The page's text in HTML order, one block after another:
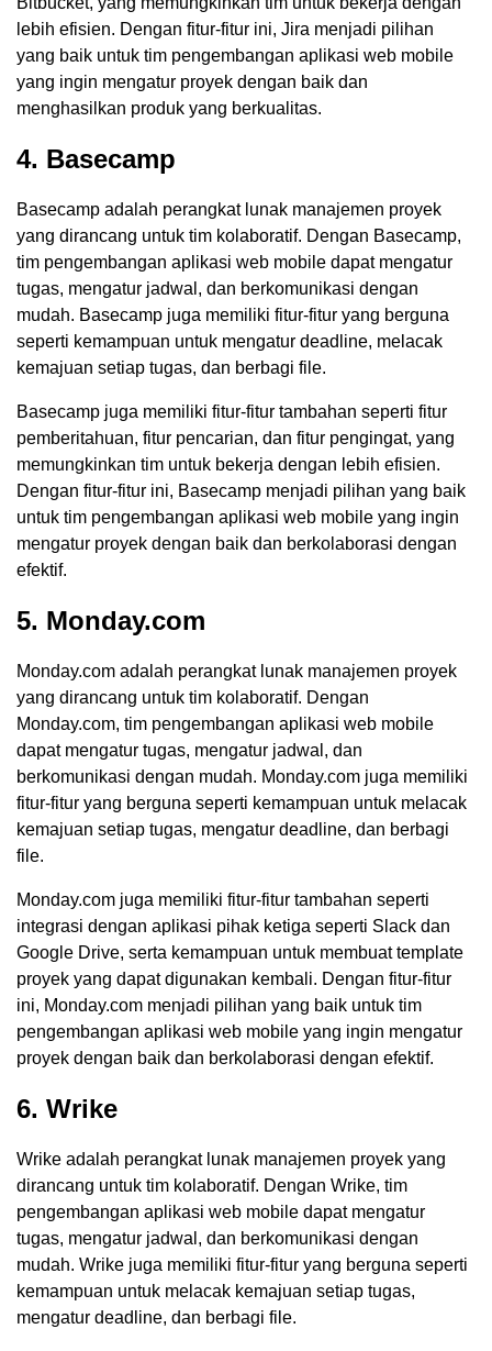
lebih efisien. Dengan fitur-fitur ini, Jira menjadi pilihan
yang baik untuk tim pengembangan aplikasi web mobile
yang ingin mengatur proyek dengan baik dan
menghasilkan produk yang berkualitas.
4. Basecamp
Basecamp adalah perangkat lunak manajemen proyek
yang dirancang untuk tim kolaboratif. Dengan Basecamp,
tim pengembangan aplikasi web mobile dapat mengatur
tugas, mengatur jadwal, dan berkomunikasi dengan
mudah. Basecamp juga memiliki fitur-fitur yang berguna
seperti kemampuan untuk mengatur deadline, melacak
kemajuan setiap tugas, dan berbagi file.
Basecamp juga memiliki fitur-fitur tambahan seperti fitur
pemberitahuan, fitur pencarian, dan fitur pengingat, yang
memungkinkan tim untuk bekerja dengan lebih efisien.
Dengan fitur-fitur ini, Basecamp menjadi pilihan yang baik
untuk tim pengembangan aplikasi web mobile yang ingin
mengatur proyek dengan baik dan berkolaborasi dengan
efektif.
5. Monday.com
Monday.com adalah perangkat lunak manajemen proyek
yang dirancang untuk tim kolaboratif. Dengan
Monday.com, tim pengembangan aplikasi web mobile
dapat mengatur tugas, mengatur jadwal, dan
berkomunikasi dengan mudah. Monday.com juga memiliki
fitur-fitur yang berguna seperti kemampuan untuk melacak
kemajuan setiap tugas, mengatur deadline, dan berbagi
file.
Monday.com juga memiliki fitur-fitur tambahan seperti
integrasi dengan aplikasi pihak ketiga seperti Slack dan
Google Drive, serta kemampuan untuk membuat template
proyek yang dapat digunakan kembali. Dengan fitur-fitur
ini, Monday.com menjadi pilihan yang baik untuk tim
pengembangan aplikasi web mobile yang ingin mengatur
proyek dengan baik dan berkolaborasi dengan efektif.
6. Wrike
Wrike adalah perangkat lunak manajemen proyek yang
dirancang untuk tim kolaboratif. Dengan Wrike, tim
pengembangan aplikasi web mobile dapat mengatur
tugas, mengatur jadwal, dan berkomunikasi dengan
mudah. Wrike juga memiliki fitur-fitur yang berguna seperti
kemampuan untuk melacak kemajuan setiap tugas,
mengatur deadline, dan berbagi file.